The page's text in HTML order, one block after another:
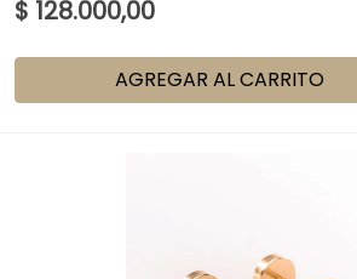
$ 128.000,00
AGREGAR AL CARRITO